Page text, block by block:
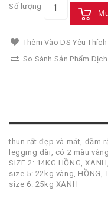
Số lượng
Thêm Vào DS Yêu Thích
So Sánh Sản Phẩm
thun rất đẹp và mát, đầm
legging dài, có 2 màu
SIZE 2: 14KG HỒNG,
size 5: 22kg vàng, HỒNG,
size 6: 25kg XANH